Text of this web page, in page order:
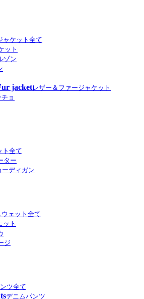
ャケット全て
ット
ゾン
jacketレザー＆ファージャケット
ョ
ト全て
ター
ーディガン
ウェット全て
ット
ジ
ツ全て
デニムパンツ